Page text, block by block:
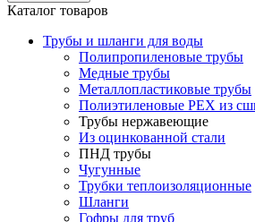
Каталог товаров
Трубы и шланги для воды
Полипропиленовые трубы
Медные трубы
Металлопластиковые трубы
Полиэтиленовые PEX из
Трубы нержавеющие
Из оцинкованной стали
ПНД трубы
Чугунные
Трубки теплоизоляционные
Шланги
Гофры для труб